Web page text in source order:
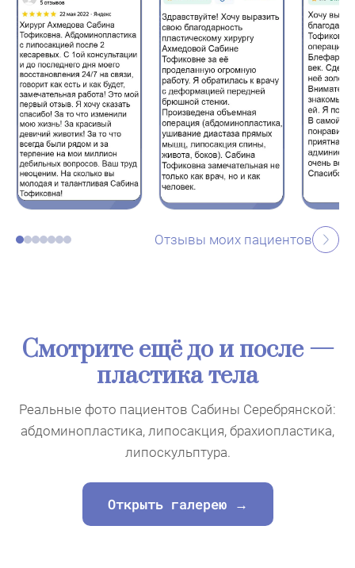
Отзывы моих пациентов
Смотрите ещё до и после —
пластика тела
Реальные фото пациентов Сабины Серебрянской:
абдоминопластика, липосакция, брахиопластика,
липоскульптура.
Открыть галерею →